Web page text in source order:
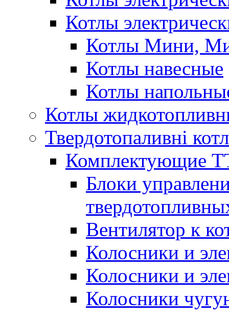
Котлы
Котлы Мини,
Котлы навесные
Котлы
Котлы
Твердотопаливні
Комплектующие
Блоки
Вентилятор к
Колосники и
Колосники и
Колосники